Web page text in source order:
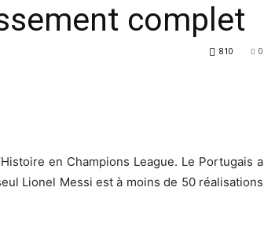
complet
0
810
en Champions League. Le Portugais a
Lionel Messi est à moins de 50 réalisations